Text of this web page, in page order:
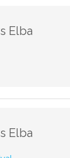
Elba
Elba